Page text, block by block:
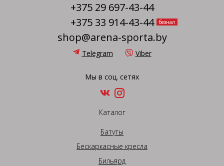
+375 29 697-43-44
+375 33 914-43-44
безнал
shop@arena-sporta.by
Telegram Viber
Мы в соц. сетях
Каталог
Батуты
Бескаркасные кресла
Бильярд